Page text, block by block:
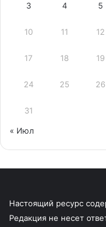
3 4 5
10 11 12
17 18 19
24 25 26
31
« Июл
Настоящий ресурс
Редакция не несет